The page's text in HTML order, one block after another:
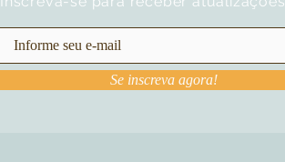
Se inscreva agora!